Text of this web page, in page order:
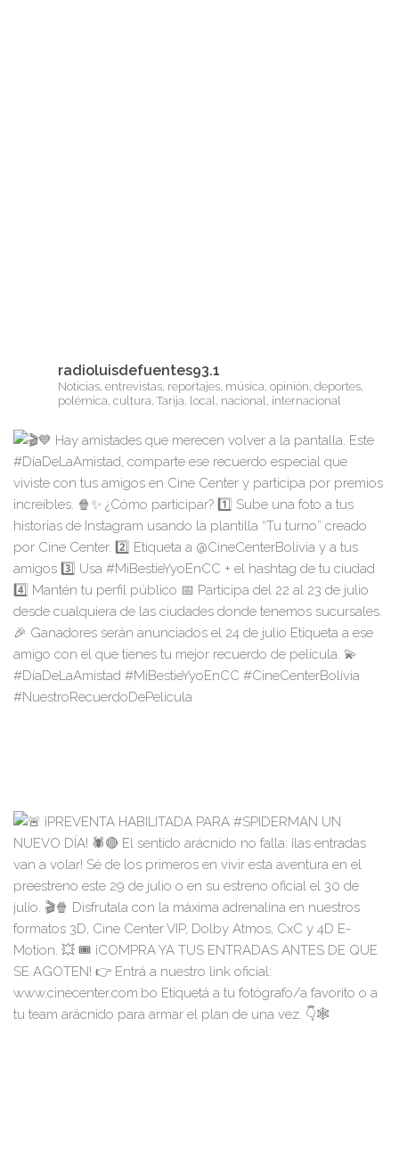
radioluisdefuentes93.1
Noticias, entrevistas, reportajes, música, opinión, deportes,
polémica, cultura, Tarija, local, nacional, internacional